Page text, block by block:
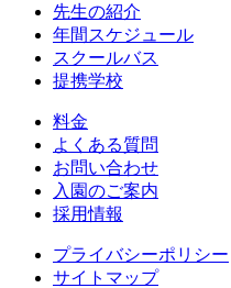
先生の紹介
年間スケジュール
スクールバス
提携学校
料金
よくある質問
お問い合わせ
入園のご案内
採用情報
プライバシーポリシー
サイトマップ